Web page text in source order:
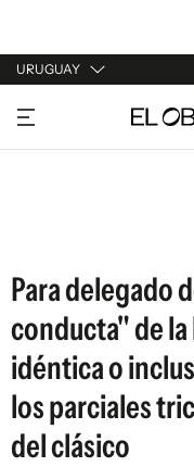
URUGUAY
URUGUAY
ARGENTINA
Para delegado
conducta" de
idéntica o
los parciales
del clásico